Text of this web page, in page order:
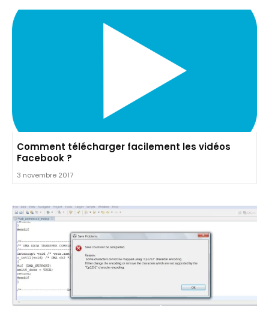
Comment télécharger facilement les vidéos
Facebook ?
3 novembre 2017